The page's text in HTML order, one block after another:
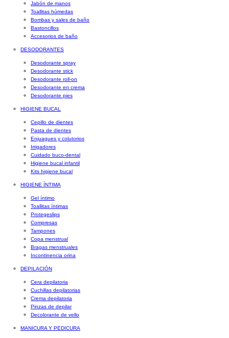
Jabón de manos
Toallitas húmedas
Bombas y sales de baño
Bastoncillos
Accesorios de baño
DESODORANTES
Desodorante spray
Desodorante stick
Desodorante roll-on
Desodorante en crema
Desodorante pies
HIGIENE BUCAL
Cepillo de dientes
Pasta de dientes
Enjuagues y colutorios
Irrigadores
Cuidado buco-dental
Higiene bucal infantil
Kits higiene bucal
HIGIENE ÍNTIMA
Gel íntimo
Toallitas íntimas
Protegeslips
Compresas
Tampones
Copa menstrual
Bragas menstruales
Incontinencia orina
DEPILACIÓN
Cera depilatoria
Cuchillas depilatorias
Crema depilatoria
Pinzas de depilar
Decolorante de vello
MANICURA Y PEDICURA